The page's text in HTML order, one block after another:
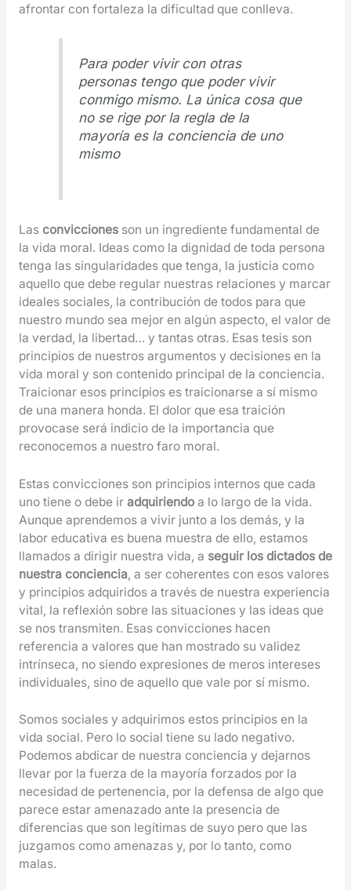
afrontar con fortaleza la dificultad que conlleva.
Para poder vivir con otras
personas tengo que poder vivir
conmigo mismo. La única cosa que
no se rige por la regla de la
mayoría es la conciencia de uno
mismo
Las convicciones son un ingrediente fundamental de
la vida moral. Ideas como la dignidad de toda persona
tenga las singularidades que tenga, la justicia como
aquello que debe regular nuestras relaciones y marcar
ideales sociales, la contribución de todos para que
nuestro mundo sea mejor en algún aspecto, el valor de
la verdad, la libertad… y tantas otras. Esas tesis son
principios de nuestros argumentos y decisiones en la
vida moral y son contenido principal de la conciencia.
Traicionar esos principios es traicionarse a sí mismo
de una manera honda. El dolor que esa traición
provocase será indicio de la importancia que
reconocemos a nuestro faro moral.
Estas convicciones son principios internos que cada
uno tiene o debe ir adquiriendo a lo largo de la vida.
Aunque aprendemos a vivir junto a los demás, y la
labor educativa es buena muestra de ello, estamos
llamados a dirigir nuestra vida, a seguir los dictados de
nuestra conciencia, a ser coherentes con esos valores
y principios adquiridos a través de nuestra experiencia
vital, la reflexión sobre las situaciones y las ideas que
se nos transmiten. Esas convicciones hacen
referencia a valores que han mostrado su validez
intrínseca, no siendo expresiones de meros intereses
individuales, sino de aquello que vale por sí mismo.
Somos sociales y adquirimos estos principios en la
vida social. Pero lo social tiene su lado negativo.
Podemos abdicar de nuestra conciencia y dejarnos
llevar por la fuerza de la mayoría forzados por la
necesidad de pertenencia, por la defensa de algo que
parece estar amenazado ante la presencia de
diferencias que son legítimas de suyo pero que las
juzgamos como amenazas y, por lo tanto, como
malas.